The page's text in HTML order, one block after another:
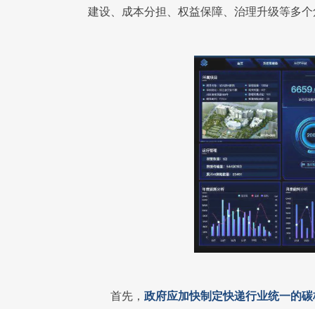
建设、成本分担、权益保障、治理升级等多
首先， 政府应加快制定快递行业统一的